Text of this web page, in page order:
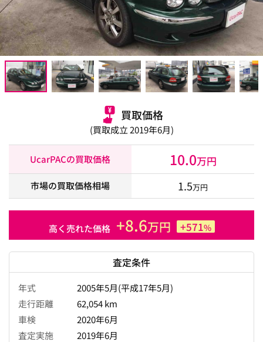
買取価格
(買取成立 2019年6月)
UcarPACの買取価格 10.0万円
市場の買取価格相場 1.5万円
高く売れた価格 +8.6万円 +571%
査定条件
年式
2005年5月(平成17年5月)
走行距離
62,054 km
車検
2020年6月
査定実施
2019年6月